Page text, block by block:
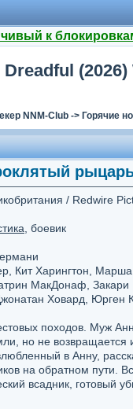
к
(2026)
NNM-Club -> Горячие
рыцарь
/ Redwire
, боевик
Кит Харингтон,
МакДонаф, Закари
Ховард, Юрген
походов. Муж
но не возвращается
в Анну,
на обратном пути.
всадник, готовый